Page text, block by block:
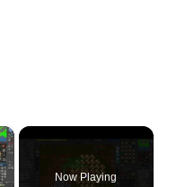
×
Now Playing